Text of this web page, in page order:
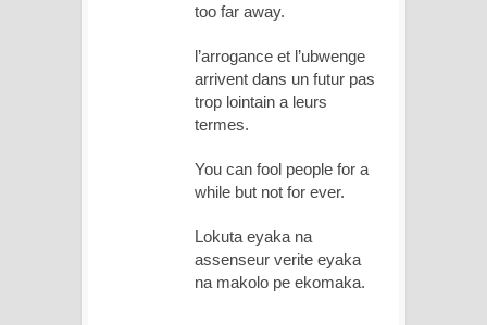
too far away.
l’arrogance et l’ubwenge
arrivent dans un futur pas
trop lointain a leurs
termes.
You can fool people for a
while but not for ever.
Lokuta eyaka na
assenseur verite eyaka
na makolo pe ekomaka.